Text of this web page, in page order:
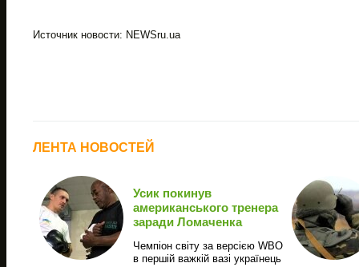
Источник новости: NEWSru.ua
ЛЕНТА НОВОСТЕЙ
Усик покинув
американського тренера
заради Ломаченка
Чемпіон світу за версією WBO
в першій важкій вазі українець